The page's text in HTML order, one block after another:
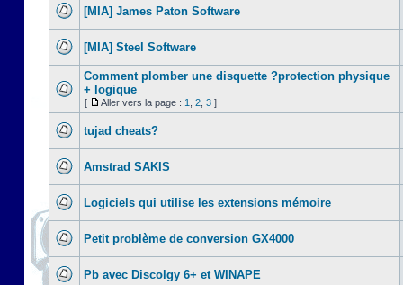
[MIA] James Paton Software
[MIA] Steel Software
Comment plomber une disquette ?protection physique
+ logique
[ Aller vers la page : 1 2 3 ]
tujad cheats?
Amstrad SAKIS
Logiciels qui utilise les extensions mémoire
Petit problème de conversion GX4000
Pb avec Discolgy 6+ et WINAPE